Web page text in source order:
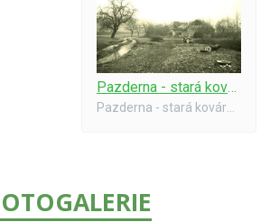
Pazderna - stará kovárna
Pazderna - stará kovárna - celkový pohled
OTOGALERIE